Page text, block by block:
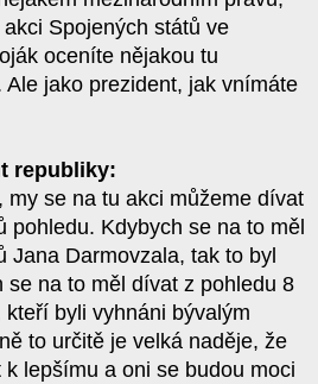
Spojených států ve
oceníte nějakou tu
jako prezident, jak vnímáte
republiky:
my se na tu akci můžeme dívat
pohledu. Kdybych se na to měl
Jana Darmovzala, tak to byl
se na to měl dívat z pohledu 8
byli vyhnáni bývalým
to určitě je velká naděje, že
lepšímu a oni se budou moci